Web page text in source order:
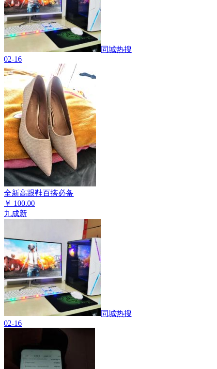
同城热搜
02-16
全新高跟鞋百搭必备
￥ 100.00
九成新
同城热搜
02-16